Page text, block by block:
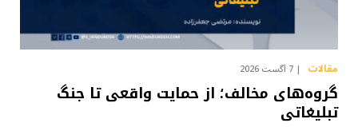
مقالات 7 آگست 2026
گروه‌های مخالف؛ از حمایت واقعی تا جنگ
تبلیغاتی